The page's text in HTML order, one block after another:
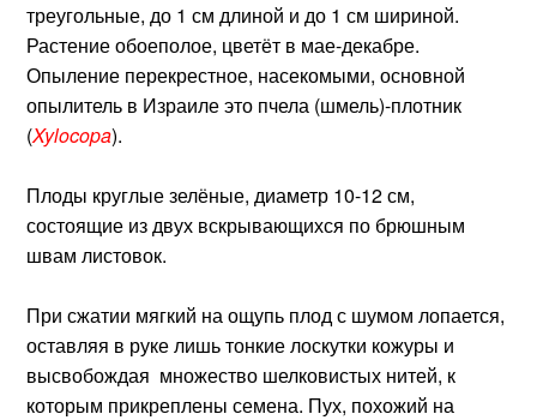
треугольные, до 1 см длиной и до 1 см шириной.
Растение обоеполое, цветёт в мае-декабре.
Опыление перекрестное, насекомыми, основной
опылитель в Израиле это пчела (шмель)-плотник
(Xylocopa).
Плоды круглые зелёные, диаметр 10-12 см,
состоящие из двух вскрывающихся по брюшным
швам листовок.
При сжатии мягкий на ощупь плод с шумом лопается,
оставляя в руке лишь тонкие лоскутки кожуры и
высвобождая множество шелковистых нитей, к
которым прикреплены семена. Пух, похожий на